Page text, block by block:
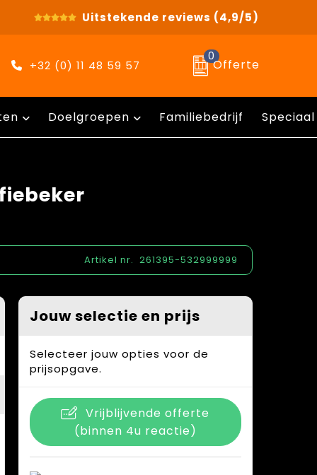
Uitstekende reviews (4,9/5)
+32 (0) 11 48 59 57
0
Offerte
Doelgroepen Familiebedrijf
Artikel nr. 261395-532999999
Jouw selectie en prijs
Selecteer jouw opties voor de
prijsopgave.
Vrijblijvende offerte
(binnen 4u reactie)